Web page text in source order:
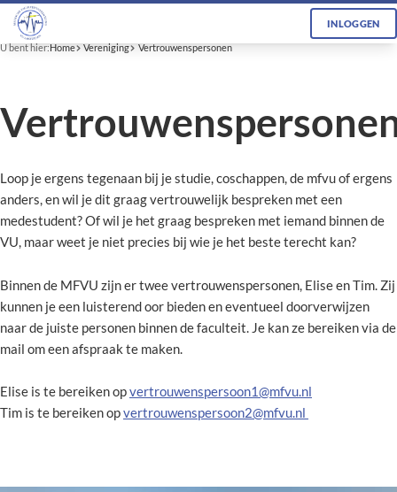
INLOGGEN
U bent hier:Home Vereniging Vertrouwenspersonen
Loop je ergens tegenaan bij je studie, coschappen, de mfvu of ergens
anders, en wil je dit graag vertrouwelijk bespreken met een
medestudent? Of wil je het graag bespreken met iemand binnen de
VU, maar weet je niet precies bij wie je het beste terecht kan?
Binnen de MFVU zijn er twee vertrouwenspersonen, Elise en Tim. Zij
kunnen je een luisterend oor bieden en eventueel doorverwijzen
naar de juiste personen binnen de faculteit. Je kan ze bereiken via de
mail om een afspraak te maken.
Elise is te bereiken opvertrouwenspersoon1@mfvu.nl
Tim is te bereiken opvertrouwenspersoon2@mfvu.nl